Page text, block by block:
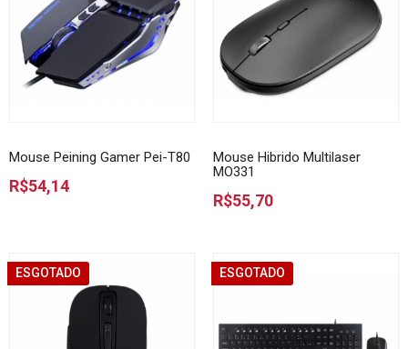
Mouse Peining Gamer Pei-T80
R$54,14
Mouse Hibrido Multilaser
MO331
R$55,70
ESGOTADO ESGOTADO